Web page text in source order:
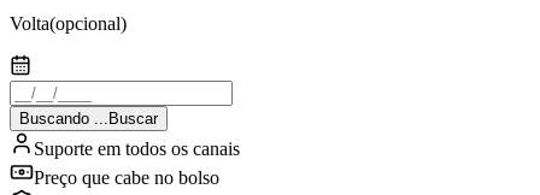
Volta(opcional)
Buscando ... Buscar
Suporte em todos os canais
Preço que cabe no bolso